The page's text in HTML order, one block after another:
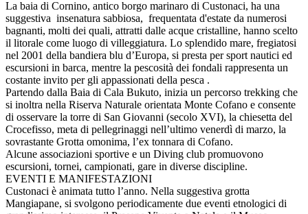
La baia di Cornino, antico borgo marinaro di Custonaci, ha una
suggestiva insenatura sabbiosa, frequentata d'estate da numerosi
bagnanti, molti dei quali, attratti dalle acque cristalline, hanno scelto
il litorale come luogo di villeggiatura. Lo splendido mare, fregiatosi
nel 2001 della bandiera blu d’Europa, si presta per sport nautici ed
escursioni in barca, mentre la pescosità dei fondali rappresenta un
costante invito per gli appassionati della pesca .
Partendo dalla Baia di Cala Bukuto, inizia un percorso trekking che
si inoltra nella Riserva Naturale orientata Monte Cofano e consente
di osservare la torre di San Giovanni (secolo XVI), la chiesetta del
Crocefisso, meta di pellegrinaggi nell’ultimo venerdì di marzo, la
sovrastante Grotta omonima, l’ex tonnara di Cofano.
Alcune associazioni sportive e un Diving club promuovono
escursioni, tornei, campionati, gare in diverse discipline.
EVENTI E MANIFESTAZIONI
Custonaci è animata tutto l’anno. Nella suggestiva grotta
Mangiapane, si svolgono periodicamente due eventi etnologici di